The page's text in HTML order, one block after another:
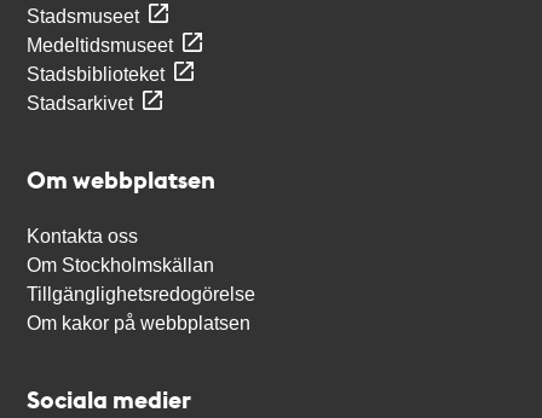
Stadsmuseet
Medeltidsmuseet
Stadsbiblioteket
Stadsarkivet
Om webbplatsen
Kontakta oss
Om Stockholmskällan
Tillgänglighetsredogörelse
Om kakor på webbplatsen
Sociala medier